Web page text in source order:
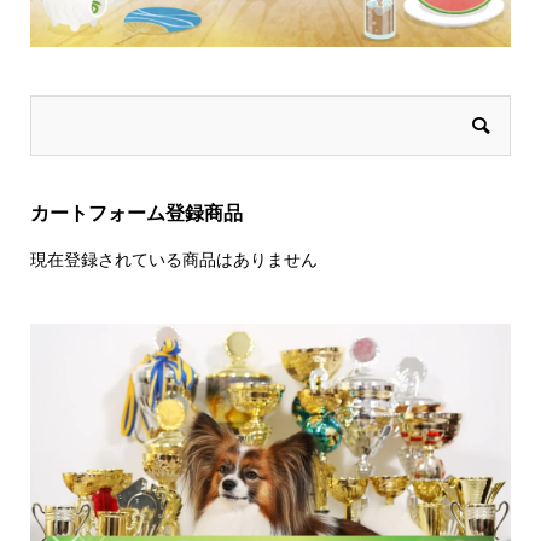
カートフォーム登録商品
現在登録されている商品はありません